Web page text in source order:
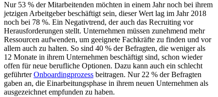
Nur 53 % der Mitarbeitenden möchten in einem Jahr noch bei ihrem
jetzigen Arbeitgeber beschäftigt sein, dieser Wert lag im Jahr 2018
noch bei 78 %. Ein Negativtrend, der auch das Recruiting vor
Herausforderungen stellt. Unternehmen müssen zunehmend mehr
Ressourcen aufwenden, um geeignete Fachkräfte zu finden und vor
allem auch zu halten. So sind 40 % der Befragten, die weniger als
12 Monate in ihrem Unternehmen beschäftigt sind, schon wieder
offen für neue berufliche Optionen. Dazu kann auch ein schlecht
geführterOnboardingprozess beitragen. Nur 22 % der Befragten
gaben an, die Einarbeitungsphase in ihrem neuen Unternehmen als
ausgezeichnet empfunden zu haben.